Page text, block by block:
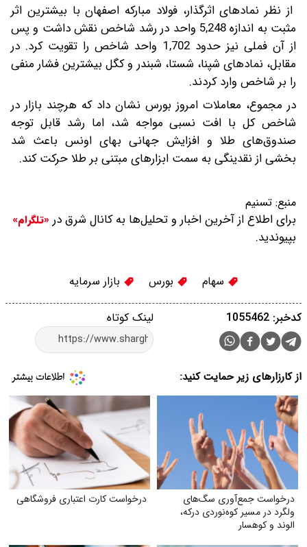
از نظر نمادهای اثرگذار، فولاد مبارکه اصفهان با بیشترین اثر
مثبت به اندازه 5,248 واحد در رشد شاخص نقش داشت و پس
از آن فملی نیز حدود 1,702 واحد شاخص را تقویت کرد. در
مقابل، نمادهای شپنا، شستا، شبندر و کگل بیشترین فشار منفی
را بر شاخص وارد کردند.
در مجموع، معاملات امروز بورس نشان داد که هرچند بازار در
شاخص کل با افت نسبی مواجه شد، اما رشد قابل توجه
صندوق‌های طلا و افزایش جهانی بهای اونس باعث شد
بخشی از نقدینگی به سمت ابزارهای مبتنی بر طلا حرکت کند.
منبع: تسنیم
برای اطلاع از آخرین اخبار و تحلیل‌ها به کانال شرق در «تلگرام»
بپیوندید.
سهام بورس بازار سرمایه
لینک کوتاه کدخبر: 1055462
از کارزارهای زیر حمایت کنید:
درخواست جمع‌آوری سگ‌های
ولگرد در مسیر کوه‌نوردی درکه،
الوند و کوهسار
درخواست کارت اعتباری فروشگاهی